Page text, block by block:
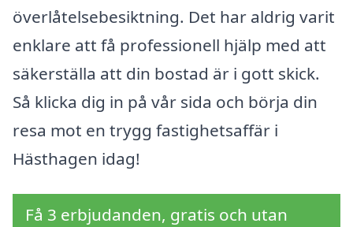
överlåtelsebesiktning. Det har aldrig varit
enklare att få professionell hjälp med att
säkerställa att din bostad är i gott skick.
Så klicka dig in på vår sida och börja din
resa mot en trygg fastighetsaffär i
Hästhagen idag!
Få 3 erbjudanden, gratis och utan